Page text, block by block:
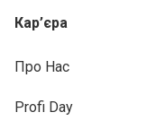
Кар’єра
Про Нас
Profi Day